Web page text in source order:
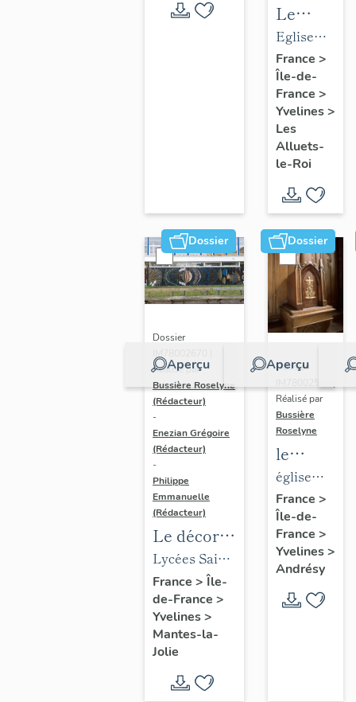
Le
mobilier
de
l'église
Saint-
Nicolas
Eglise
paroissiale
Saint-
Nicolas
France >
Île-de-
France >
Yvelines>
Les
Alluets-
le-Roi
Dossier
Aperçu
Dossier
IM78002670 |
Réalisé par
Bussière Roselyne
(Rédacteur)
-
Enezian Grégoire
(Rédacteur)
-
Philippe
Emmanuelle
(Rédacteur)
Le décor
des lycées
de Mantes
Lycées Saint-
Exupéry et
Jean Rostand
France > Île-
de-France >
Yvelines>
Mantes-la-
Jolie
Dossier
Aperçu
Dossier
Réalisé par
Bussière
Roselyne
le
mobilier
de
l'église
Saint-
Germain-
de-
Paris
église
paroissiale
Saint-
Germain
France >
Île-de-
France >
Yvelines>
Andrésy